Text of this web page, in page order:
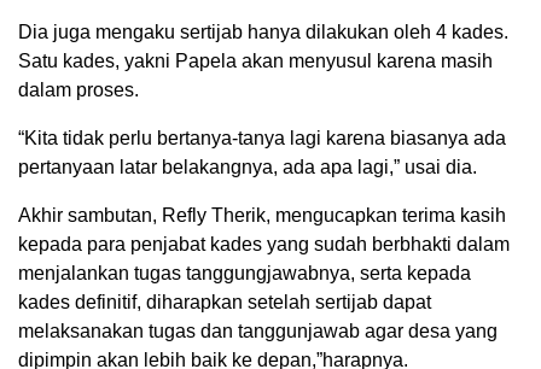
Dia juga mengaku sertijab hanya dilakukan oleh 4 kades.
Satu kades, yakni Papela akan menyusul karena masih
dalam proses.
“Kita tidak perlu bertanya-tanya lagi karena biasanya ada
pertanyaan latar belakangnya, ada apa lagi,” usai dia.
Akhir sambutan, Refly Therik, mengucapkan terima kasih
kepada para penjabat kades yang sudah berbhakti dalam
menjalankan tugas tanggungjawabnya, serta kepada
kades definitif, diharapkan setelah sertijab dapat
melaksanakan tugas dan tanggunjawab agar desa yang
dipimpin akan lebih baik ke depan,”harapnya.